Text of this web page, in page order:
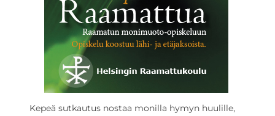
Kepeä sutkautus nostaa monilla hymyn huulille,